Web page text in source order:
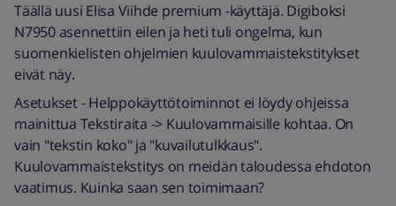
Täällä uusi Elisa Viihde premium -käyttäjä. Digiboksi
N7950 asennettiin eilen ja heti tuli ongelma, kun
suomenkielisten ohjelmien kuulovammaistekstitykset
eivät näy.
Asetukset - Helppokäyttötoiminnot ei löydy ohjeissa
mainittua Tekstiraita -> Kuulovammaisille kohtaa. On
vain "tekstin koko" ja "kuvailutulkkaus".
Kuulovammaistekstitys on meidän taloudessa ehdoton
vaatimus. Kuinka saan sen toimimaan?